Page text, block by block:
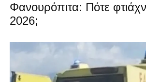
Φανουρόπιτα: Πότε
2026;